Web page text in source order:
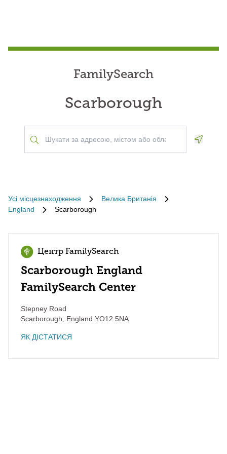
FamilySearch
Scarborough
Усі місцезнаходження
Велика Британія
England
Scarborough
Центр FamilySearch
Scarborough England
FamilySearch Center
Stepney Road
Scarborough
England YO12 5NA
ЯК ДІСТАТИСЯ